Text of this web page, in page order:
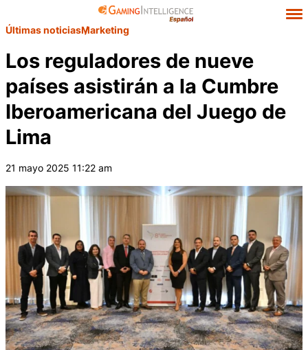
Últimas noticiasMarketing
Los reguladores de nueve
países asistirán a la Cumbre
Iberoamericana del Juego de
Lima
21 mayo 2025 11:22 am